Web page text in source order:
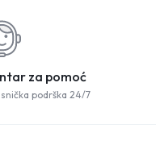
za pomoć
podrška 24/7